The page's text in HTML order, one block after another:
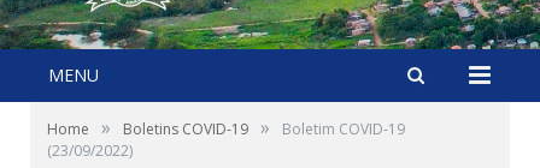
MENU
Home » Boletins COVID-19 »
Boletim COVID-19
(23/09/2022)